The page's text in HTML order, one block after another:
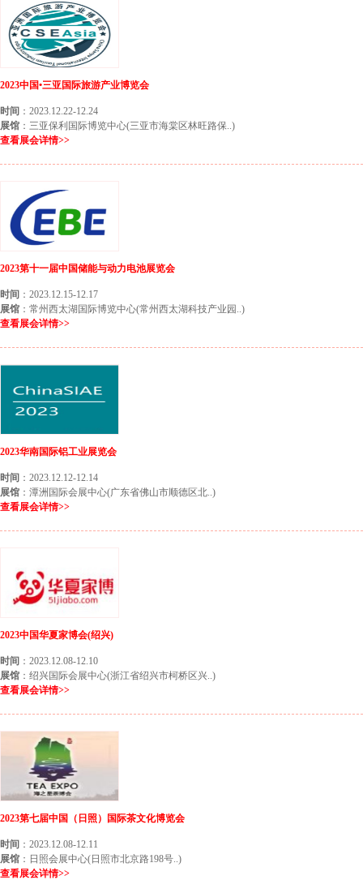
2023中国•三亚国际旅游产业博览会
时间 ：2023.12.22-12.24
展馆 ：三亚保利国际博览中心(三亚市海棠区林旺路保..)
查看展会详情>>
2023第十一届中国储能与动力电池展览会
时间 ：2023.12.15-12.17
展馆 ：常州西太湖国际博览中心(常州西太湖科技产业园..)
查看展会详情>>
2023华南国际铝工业展览会
时间 ：2023.12.12-12.14
展馆 ：潭洲国际会展中心(广东省佛山市顺德区北..)
查看展会详情>>
2023中国华夏家博会(绍兴)
时间 ：2023.12.08-12.10
展馆 ：绍兴国际会展中心(浙江省绍兴市柯桥区兴..)
查看展会详情>>
2023第七届中国（日照）国际茶文化博览会
时间 ：2023.12.08-12.11
展馆 ：日照会展中心(日照市北京路198号..)
查看展会详情>>